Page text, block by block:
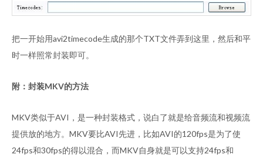
把一开始用avi2timecode生成的那个TXT文件弄到这里，然后和平
时一样照常封装即可。
附：封装MKV的方法
MKV类似于AVI，是一种封装格式，说白了就是给音频流和视频流
提供放的地方。MKV要比AVI先进，比如AVI的120fps是为了使
24fps和30fps的得以混合，而MKV自身就是可以支持24fps和